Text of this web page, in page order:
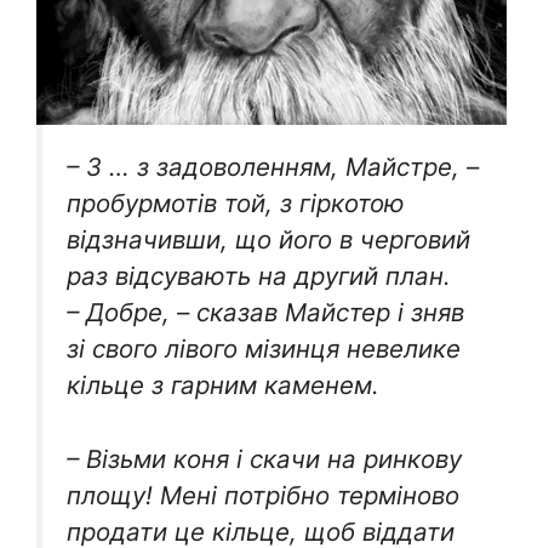
– З … з задоволенням, Майстре, –
пробурмотів той, з гіркотою
відзначивши, що його в черговий
раз відсувають на другий план.
– Добре, – сказав Майстер і зняв
зі свого лівого мізинця невелике
кільце з гарним каменем.
– Візьми коня і скачи на ринкову
площу! Мені потрібно терміново
продати це кільце, щоб віддати